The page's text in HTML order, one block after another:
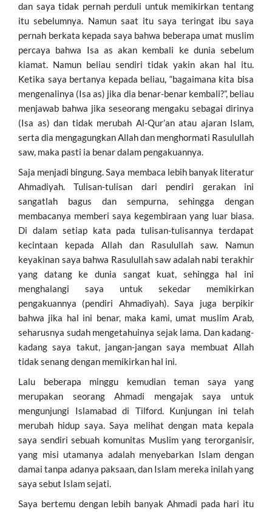
dan saya tidak pernah perduli untuk memikirkan tentang
itu sebelumnya. Namun saat itu saya teringat ibu saya
pernah berkata kepada saya bahwa beberapa umat muslim
percaya bahwa Isa as akan kembali ke dunia sebelum
kiamat. Namun beliau sendiri tidak yakin akan hal itu.
Ketika saya bertanya kepada beliau, “bagaimana kita bisa
mengenalinya (Isa as) jika dia benar-benar kembali?”, beliau
menjawab bahwa jika seseorang mengaku sebagai dirinya
(Isa as) dan tidak merubah Al-Qur’an atau ajaran Islam,
serta dia mengagungkan Allah dan menghormati Rasulullah
saw, maka pasti ia benar dalam pengakuannya.
Saja menjadi bingung. Saya membaca lebih banyak literatur
Ahmadiyah. Tulisan-tulisan dari pendiri gerakan ini
sangatlah bagus dan sempurna, sehingga dengan
membacanya memberi saya kegembiraan yang luar biasa.
Di dalam setiap kata pada tulisan-tulisannya terdapat
kecintaan kepada Allah dan Rasulullah saw. Namun
keyakinan saya bahwa Rasulullah saw adalah nabi terakhir
yang datang ke dunia sangat kuat, sehingga hal ini
menghalangi saya untuk sekedar memikirkan
pengakuannya (pendiri Ahmadiyah). Saya juga berpikir
bahwa jika hal ini benar, maka kami, umat muslim Arab,
seharusnya sudah mengetahuinya sejak lama. Dan kadang-
kadang saya takut, jangan-jangan saya membuat Allah
tidak senang dengan memikirkan hal ini.
Lalu beberapa minggu kemudian teman saya yang
merupakan seorang Ahmadi mengajak saya untuk
mengunjungi Islamabad di Tilford. Kunjungan ini telah
merubah hidup saya. Saya melihat dengan mata kepala
saya sendiri sebuah komunitas Muslim yang terorganisir,
yang misi utamanya adalah menyebarkan Islam dengan
damai tanpa adanya paksaan, dan Islam mereka inilah yang
saya sebut Islam sejati.
Saya bertemu dengan lebih banyak Ahmadi pada hari itu